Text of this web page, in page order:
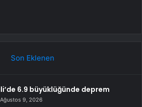
Son Eklenen
6.9 büyüklüğünde deprem
Ağustos 9, 2026